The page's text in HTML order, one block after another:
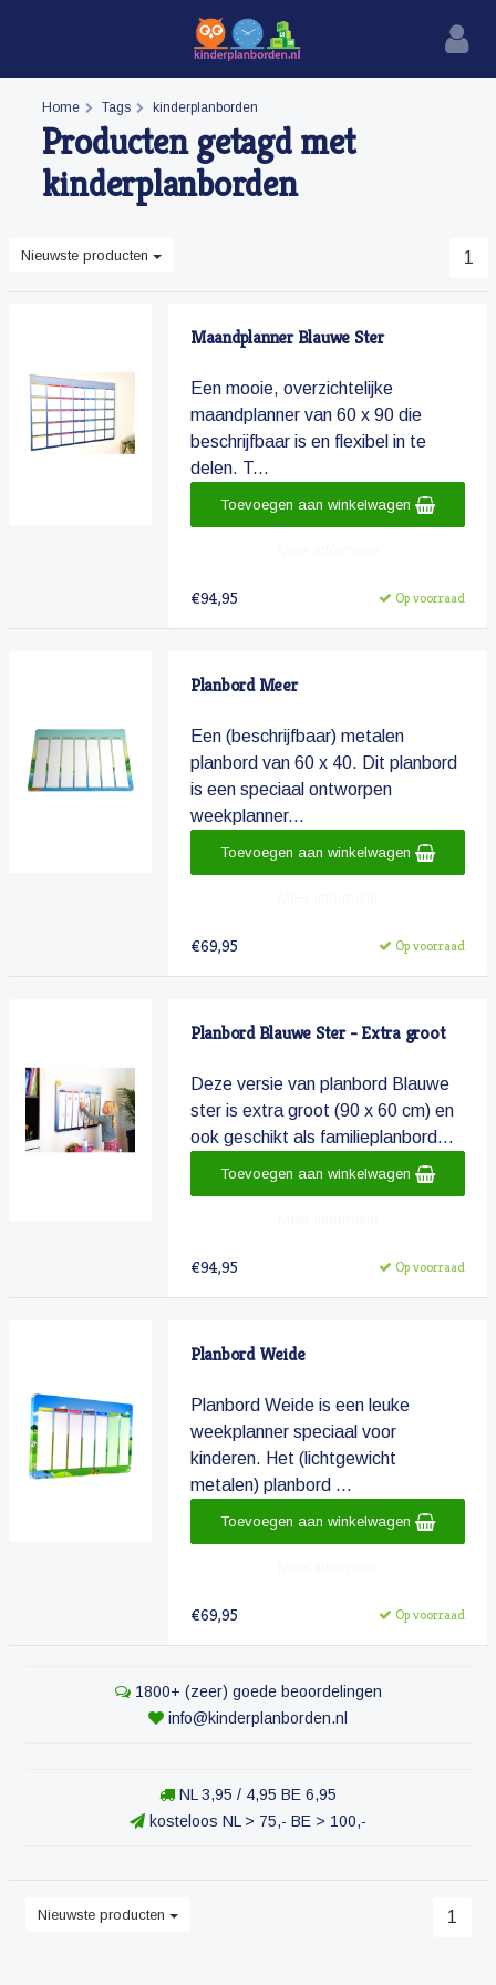
Home Tags kinderplanborden
Producten getagd met
kinderplanborden
Nieuwste producten 1
Maandplanner Blauwe Ster
Een mooie, overzichtelijke
maandplanner van 60 x 90 die
beschrijfbaar is en flexibel in te
delen. T...
€94,95 Op voorraad
Toevoegen aan winkelwagen
Planbord Meer
Een (beschrijfbaar) metalen
planbord van 60 x 40. Dit planbord
is een speciaal ontworpen
weekplanner...
€69,95 Op voorraad
Toevoegen aan winkelwagen
Planbord Blauwe Ster - Extra groot
Deze versie van planbord Blauwe
ster is extra groot (90 x 60 cm) en
ook geschikt als familieplanbord...
€94,95 Op voorraad
Toevoegen aan winkelwagen
Planbord Weide
Planbord Weide is een leuke
weekplanner speciaal voor
kinderen. Het (lichtgewicht
metalen) planbord ...
€69,95 Op voorraad
Toevoegen aan winkelwagen
1800+ (zeer) goede beoordelingen
info@kinderplanborden.nl
NL 3,95 / 4,95 BE 6,95
kosteloos NL > 75,- BE > 100,-
Nieuwste producten 1